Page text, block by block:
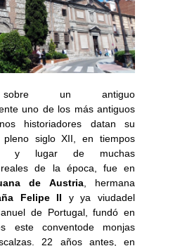
sobre un antiguo
uno de los más antiguos
historiadores datan su
pleno siglo XII, en tiempos
y lugar de muchas
reales de la época, fue en
de Austria , hermana
Felipe II y ya viudadel
de Portugal, fundó en
este conventode monjas
22 años antes, en